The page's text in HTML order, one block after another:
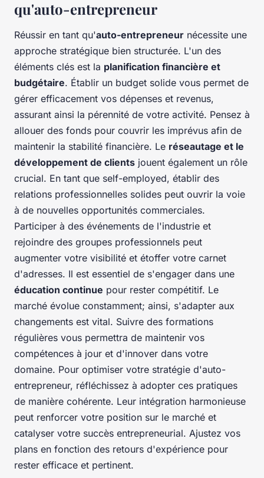
qu'auto-entrepreneur
Réussir en tant qu'auto-entrepreneur nécessite une
approche stratégique bien structurée. L'un des
éléments clés est la planification financière et
budgétaire. Établir un budget solide vous permet de
gérer efficacement vos dépenses et revenus,
assurant ainsi la pérennité de votre activité. Pensez à
allouer des fonds pour couvrir les imprévus afin de
maintenir la stabilité financière. Le réseautage et le
développement de clients jouent également un rôle
crucial. En tant que self-employed, établir des
relations professionnelles solides peut ouvrir la voie
à de nouvelles opportunités commerciales.
Participer à des événements de l'industrie et
rejoindre des groupes professionnels peut
augmenter votre visibilité et étoffer votre carnet
d'adresses. Il est essentiel de s'engager dans une
éducation continue pour rester compétitif. Le
marché évolue constamment; ainsi, s'adapter aux
changements est vital. Suivre des formations
régulières vous permettra de maintenir vos
compétences à jour et d'innover dans votre
domaine. Pour optimiser votre stratégie d'auto-
entrepreneur, réfléchissez à adopter ces pratiques
de manière cohérente. Leur intégration harmonieuse
peut renforcer votre position sur le marché et
catalyser votre succès entrepreneurial. Ajustez vos
plans en fonction des retours d'expérience pour
rester efficace et pertinent.